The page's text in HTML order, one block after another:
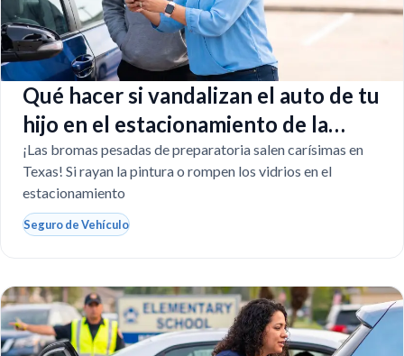
Qué hacer si vandalizan el auto de tu
hijo en el estacionamiento de la
escuela
¡Las bromas pesadas de preparatoria salen carísimas en
Texas! Si rayan la pintura o rompen los vidrios en el
estacionamiento
Seguro de Vehículo